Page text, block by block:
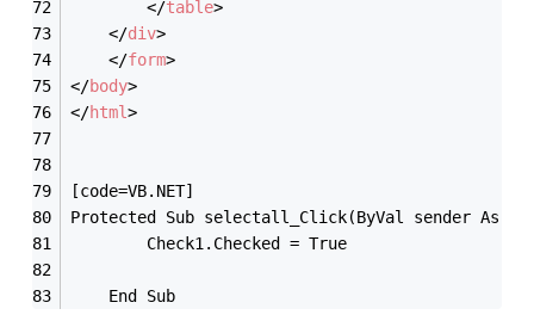
</table>
</div>
</form>
</body>
</html>
[code=VB.NET]
Protected Sub selectall_Click(ByVal sender As
        Check1.Checked = True
    End Sub